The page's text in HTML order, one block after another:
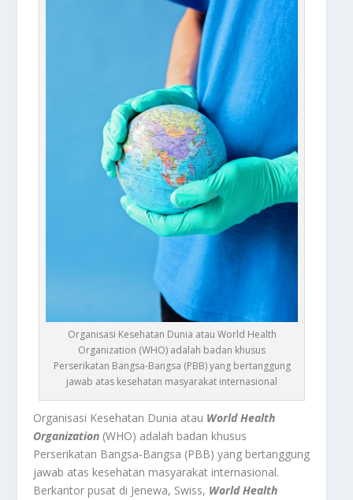
Organisasi Kesehatan Dunia atau World Health
Organization (WHO) adalah badan khusus
Perserikatan Bangsa-Bangsa (PBB) yang bertanggung
jawab atas kesehatan masyarakat internasional
Organisasi Kesehatan Dunia atau World Health
Organization (WHO) adalah badan khusus
Perserikatan Bangsa-Bangsa (PBB) yang bertanggung
jawab atas kesehatan masyarakat internasional.
Berkantor pusat di Jenewa, Swiss, World Health